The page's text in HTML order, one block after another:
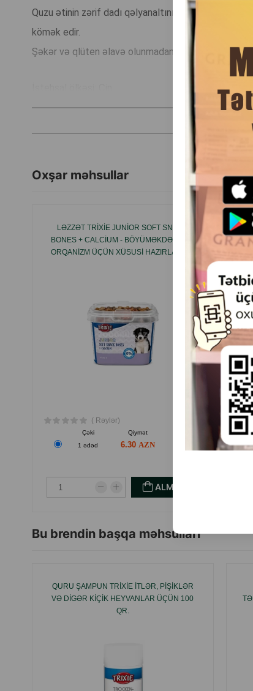
Quzu ətinin zərif dadı qəlyanaltını hətta seçici
kömək edir.
Şəkər və qlüten əlavə olunmadan hazırlanmışdır.
Oxşar məhsullar
LƏZZƏT TRIXIE JUNIOR SOFT SNACK
BONES + CALCIUM - BÖYÜMƏKDƏ OLAN
ORQANIZM ÜÇÜN XÜSUSI HAZIRLANMIŞ
( Rəylər)
Çəki Qiymət
1 ədəd
6.30
ALMAQ
Bu brendin başqa məhsulları
QURU ŞAMPUN TRIXIE ITLƏR, PIŞIKLƏR
VƏ DIGƏR KIÇIK HEYVANLAR ÜÇÜN 100
QR.